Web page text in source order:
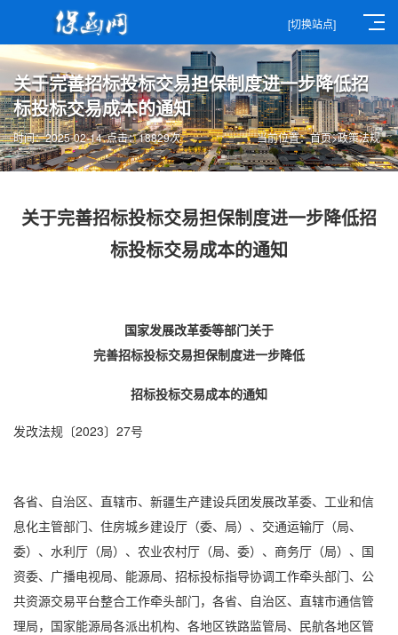
[切换站点]
关于完善招标投标交易担保制度进一步降低招
标投标交易成本的通知
当前位置：首页>政策法规
时间：2025-02-14 点击：18829次
关于完善招标投标交易担保制度进一步降低招
标投标交易成本的通知
国家发展改革委等部门关于
完善招标投标交易担保制度进一步降低
招标投标交易成本的通知
发改法规〔2023〕27号
各省、自治区、直辖市、新疆生产建设兵团发展改革委、工业和信
息化主管部门、住房城乡建设厅（委、局）、交通运输厅（局、
委）、水利厅（局）、农业农村厅（局、委）、商务厅（局）、国
资委、广播电视局、能源局、招标投标指导协调工作牵头部门、公
共资源交易平台整合工作牵头部门，各省、自治区、直辖市通信管
理局，国家能源局各派出机构、各地区铁路监管局、民航各地区管